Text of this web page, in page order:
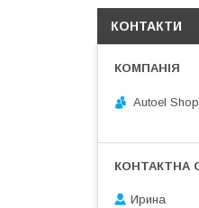
КОНТАКТИ
Autoel Shop
Ирина